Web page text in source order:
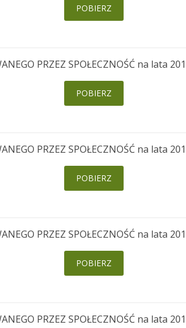
POBIERZ
PRZEZ SPOŁECZNOŚĆ na lata
POBIERZ
PRZEZ SPOŁECZNOŚĆ na lata
POBIERZ
PRZEZ SPOŁECZNOŚĆ na lata
POBIERZ
PRZEZ SPOŁECZNOŚĆ na lata